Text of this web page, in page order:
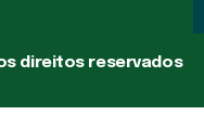
direitos reservados